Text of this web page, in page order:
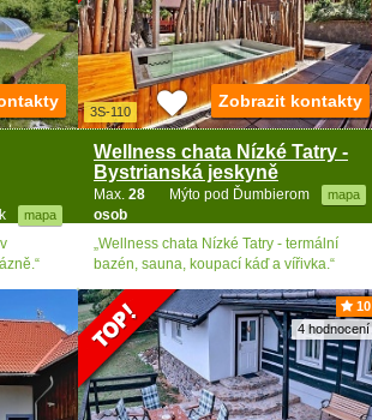
mapa
3S-110
Wellness chata Nízké Tatry -
Bystrianská jeskyně
Mýto pod Ďumbierom mapa
Max. 28
osob
Zobrazit kontakty
„Wellness chata Nízké Tatry - termální
bazén, sauna, koupací káď a vířivka.“
10
4 hodnocení